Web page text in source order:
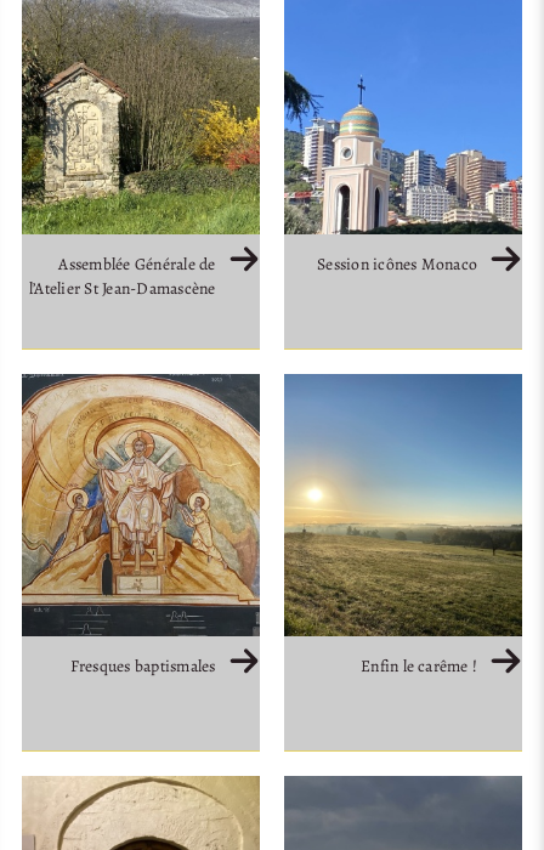
Assemblée Générale de
l’Atelier St Jean-Damascène
Session icônes Monaco
Fresques baptismales Enfin le carême !